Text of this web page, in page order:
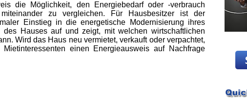
die Möglichkeit, den Energiebedarf oder -verbrauch
zu vergleichen. Für Hausbesitzer ist der
Einstieg in die energetische Modernisierung ihres
Hauses auf und zeigt, mit welchen wirtschaftlichen
Wird das Haus neu vermietet, verkauft oder verpachtet,
einen Energieausweis auf Nachfrage